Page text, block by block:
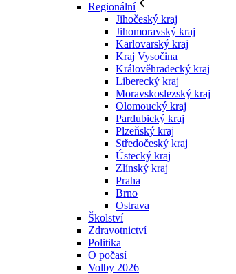
Regionální
Jihočeský kraj
Jihomoravský kraj
Karlovarský kraj
Kraj Vysočina
Králověhradecký kraj
Liberecký kraj
Moravskoslezský kraj
Olomoucký kraj
Pardubický kraj
Plzeňský kraj
Středočeský kraj
Ústecký kraj
Zlínský kraj
Praha
Brno
Ostrava
Školství
Zdravotnictví
Politika
O počasí
Volby 2026